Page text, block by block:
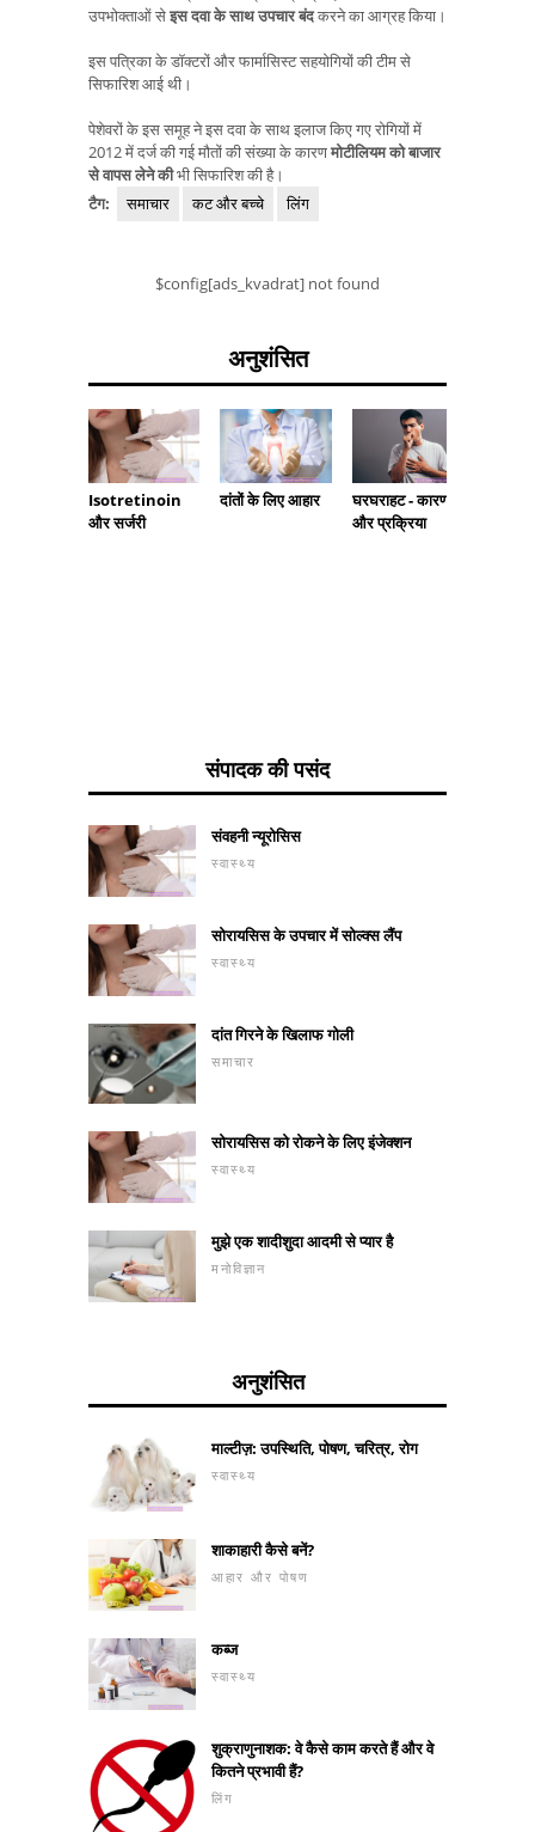
उपभोक्ताओं सेइस दवा के साथ उपचार बंदकरने का आग्रह किया।
इस पत्रिका के डॉक्टरों और फार्मासिस्ट सहयोगियों की टीम से
सिफारिश आई थी।
पेशेवरों के इस समूह ने इस दवा के साथ इलाज किए गए रोगियों में
2012 में दर्ज की गई मौतों की संख्या के कारणमोटीलियम को बाजार
से वापस लेने कीभी सिफारिश की है।
टैग:
समाचार कट और बच्चे लिंग
$config[ads_kvadrat] not found
अनुशंसित
Isotretinoin
और सर्जरी
दांतों के लिए आहार
घरघराहट - कारण
और प्रक्रिया
संपादक की पसंद
संवहनी न्यूरोसिस
स्वास्थ्य
सोरायसिस के उपचार में सोल्क्स लैंप
स्वास्थ्य
दांत गिरने के खिलाफ गोली
समाचार
सोरायसिस को रोकने के लिए इंजेक्शन
स्वास्थ्य
मुझे एक शादीशुदा आदमी से प्यार है
मनोविज्ञान
अनुशंसित
माल्टीज़: उपस्थिति, पोषण, चरित्र, रोग
स्वास्थ्य
शाकाहारी कैसे बनें?
आहार और पोषण
कब्ज
स्वास्थ्य
शुक्राणुनाशक: वे कैसे काम करते हैं और वे
कितने प्रभावी हैं?
लिंग